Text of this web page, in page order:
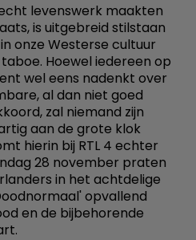
levenswerk maakten
is uitgebreid stilstaan
onze Westerse cultuur
Hoewel iedereen op
wel eens nadenkt over
al dan niet goed
zal niemand zijn
aan de grote klok
hierin bij RTL 4 echter
28 november praten
in het achtdelige
opvallend
en de bijbehorende